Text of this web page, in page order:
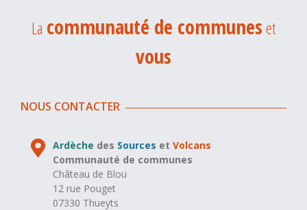
La communauté de communeset
vous
NOUS CONTACTER
Ardèche des Sources etVolcans
Communauté de communes
Château de Blou
12 rue Pouget
07330 Thueyts